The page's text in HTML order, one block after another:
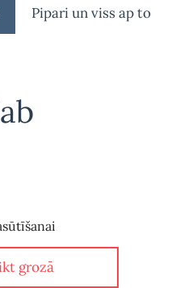
Pipari un viss ap to
grozā